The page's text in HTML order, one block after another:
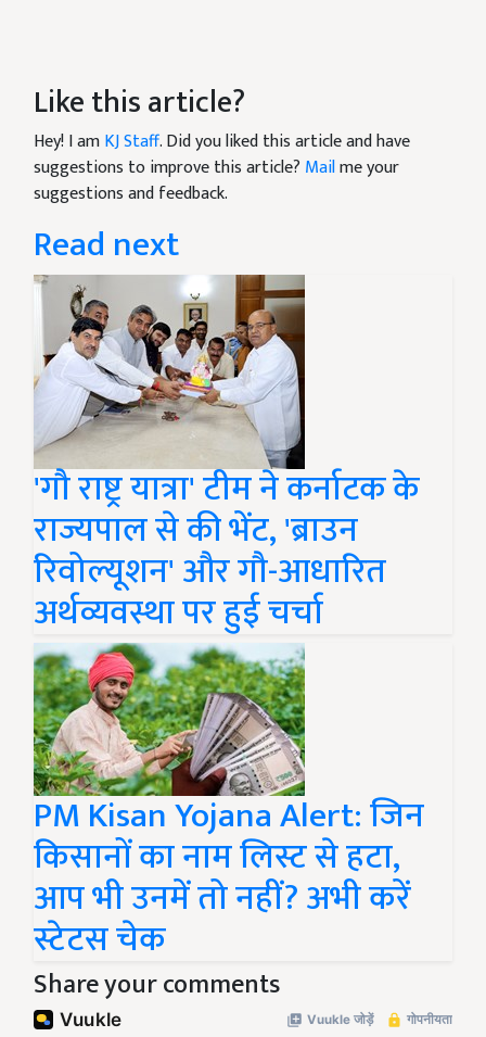
Like this article?
Hey! I amKJ Staff. Did you liked this article and have
suggestions to improve this article? Mailme your
suggestions and feedback.
Read next
'गौ राष्ट्र यात्रा' टीम ने कर्नाटक के
राज्यपाल से की भेंट, 'ब्राउन
रिवोल्यूशन' और गौ-आधारित
अर्थव्यवस्था पर हुई चर्चा
PM Kisan Yojana Alert: जिन
किसानों का नाम लिस्ट से हटा,
आप भी उनमें तो नहीं? अभी करें
स्टेटस चेक
Share your comments